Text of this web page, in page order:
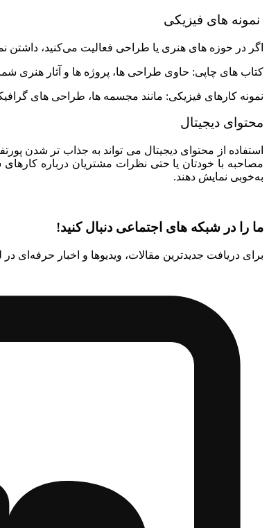
نمونه‌ های فیزیکی
اگر در حوزه‌ های هنری یا طراحی فعالیت می‌کنید، داشتن
کتاب‌ های چاپی: حاوی طراحی‌ ها، پروژه‌ ها و آثار هنری
نمونه‌ کارهای فیزیکی: مانند مجسمه‌ ها، طراحی‌ های
محتوای دیجیتال
استفاده از محتوای دیجیتال می‌ تواند به جذاب‌ تر شدن
مصاحبه با خودتان یا حتی نظرات مشتریان درباره
به‌خوبی نمایش دهند.
ما را در شبکه های اجتماعی دنبال کنید!
برای دریافت جدیدترین مقالات، ویدیوها و اخبار حرفه‌ای